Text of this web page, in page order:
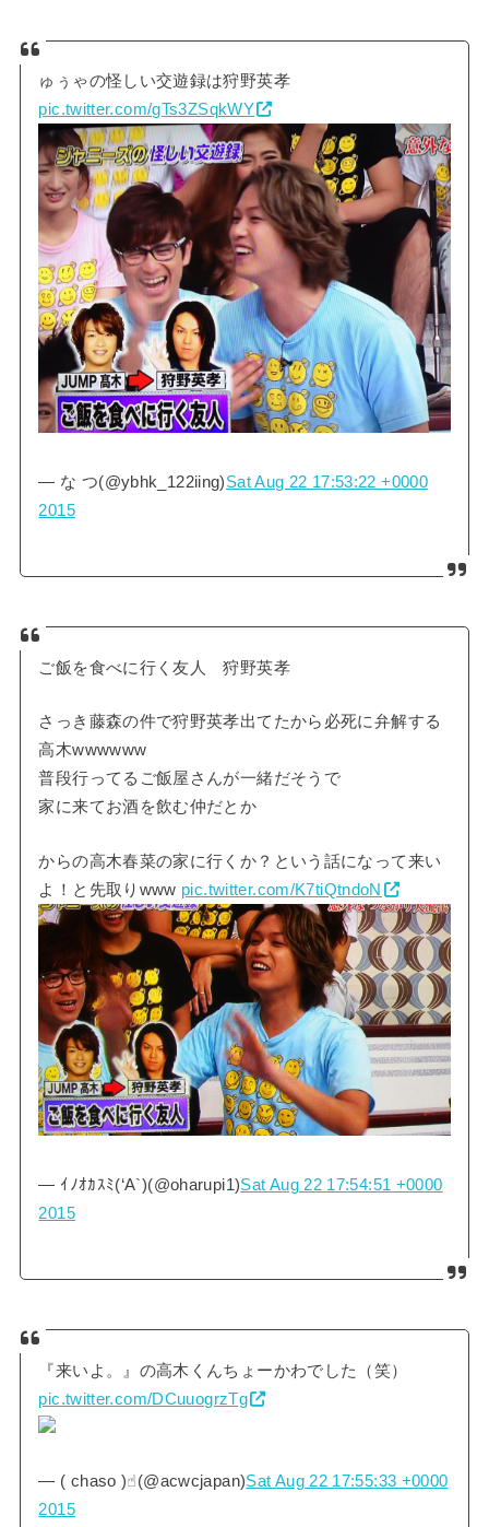
ゅぅゃの怪しい交遊録は狩野英孝
pic.twitter.com/gTs3ZSqkWY
— な つ(@ybhk_122iing)Sat Aug 22 17:53:22 +0000
2015
ご飯を食べに行く友人 狩野英孝
さっき藤森の件で狩野英孝出てたから必死に弁解する
高木wwwwww
普段行ってるご飯屋さんが一緒だそうで
家に来てお酒を飲む仲だとか
からの高木春菜の家に行くか？という話になって来い
よ！と先取りwww pic.twitter.com/K7tiQtndoN
— ｲﾉｵｶｽﾐ(‘A`)(@oharupi1)Sat Aug 22 17:54:51 +0000
2015
『来いよ。』の高木くんちょーかわでした（笑）
pic.twitter.com/DCuuogrzTg
— ( chaso )☝︎(@acwcjapan)Sat Aug 22 17:55:33 +0000
2015